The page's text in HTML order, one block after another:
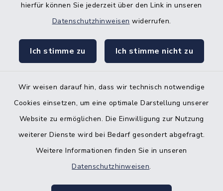
hierfür können Sie jederzeit über den Link in unseren
Datenschutzhinweisen widerrufen.
Ich stimme zu Ich stimme nicht zu
Wir weisen darauf hin, dass wir technisch notwendige
Cookies einsetzen, um eine optimale Darstellung unserer
Website zu ermöglichen. Die Einwilligung zur Nutzung
weiterer Dienste wird bei Bedarf gesondert abgefragt.
Weitere Informationen finden Sie in unseren
Datenschutzhinweisen.
Bürgerbüro Hanerau-Hademarschen
Nebenstelle Padenstedt
KFZ-Zulassungsbehörde
Gleichstellungsbüro
Barrierefreiheit